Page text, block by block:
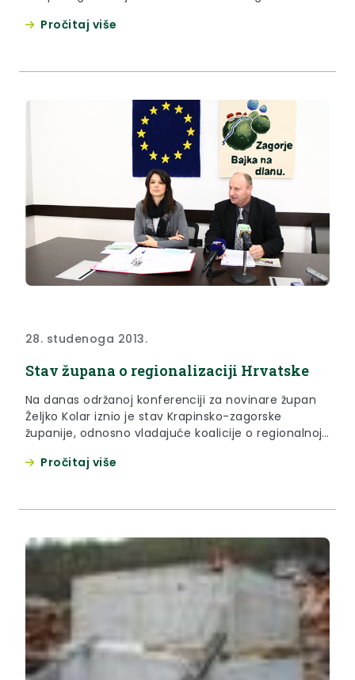
na trećem mjestu Petar Bračević, obojica s
Pročitaj više
28. studenoga 2013.
Stav župana o regionalizaciji Hrvatske
Na danas održanoj konferenciji za novinare župan
Željko Kolar iznio je stav Krapinsko-zagorske
županije, odnosno vladajuće koalicije o regionalnoj
u Hrvatskoj.
Pročitaj više